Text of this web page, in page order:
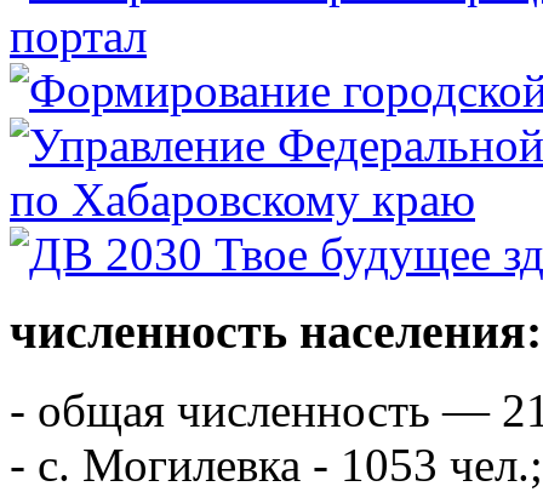
численность населения:
- общая численность —
- с. Могилевка - 1053 чел.;